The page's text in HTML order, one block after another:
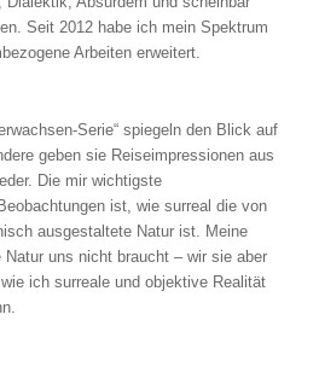
Seit 2012 habe ich mein Spektrum
Arbeiten erweitert.
Serie“ spiegeln den Blick auf
geben sie Reiseimpressionen aus
Die mir wichtigste
ist, wie surreal die von
ausgestaltete Natur ist. Meine
uns nicht braucht – wir sie aber
ich surreale und objektive Realität